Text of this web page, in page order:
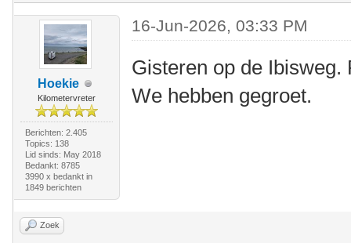
Hoekie
Kilometervreter
Berichten: 2.405
Topics: 138
Lid sinds: May 2018
Bedankt: 8785
3990 x bedankt in
1849 berichten
16-Jun-2026, 03:33 PM
Gisteren op de
We hebben gegroet.
Zoek